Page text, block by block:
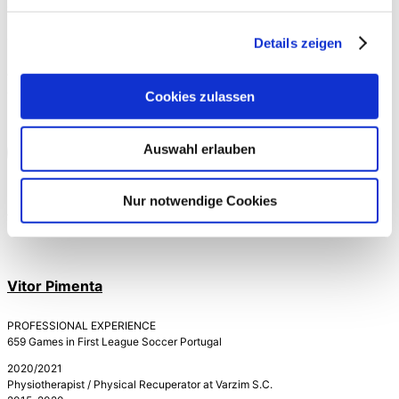
Details zeigen
Cookies zulassen
Auswahl erlauben
Nur notwendige Cookies
Physical activity guidelines for Americans. (2008). The
https://doi.org/10.1249/fit.0000000000000472 Ft. Vitor
Mehr zum Thema
Vitor Pimenta
PROFESSIONAL EXPERIENCE
659 Games in First League Soccer Portugal
2020/2021
Physiotherapist / Physical Recuperator at Varzim S.C.